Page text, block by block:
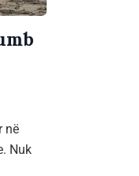
në
Nuk